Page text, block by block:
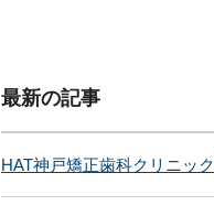
最新の記事
HAT神戸矯正歯科クリニック